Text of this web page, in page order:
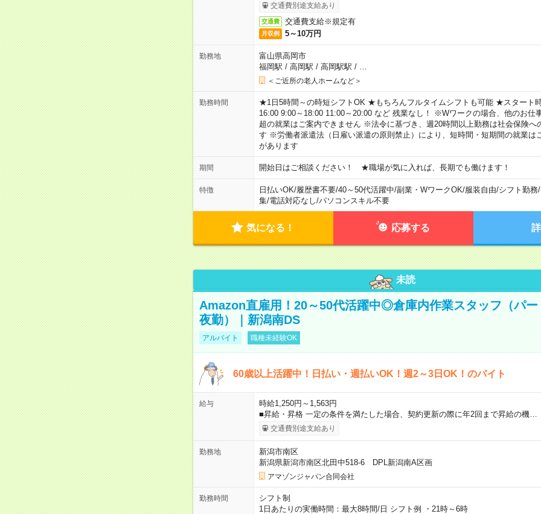
交通費別途支給あり
交通費 交通費支給※規定有
月収例 5～10万円
勤務地
富山県高岡市
福岡駅 / 高岡駅 / 高岡駅駅 /
＜ご近所の老人ホームなど＞
勤務時間
★1日5時間～の時短シフトOK ★もちろんフルタイムシフトも可能 ★スタート
16:00 9:00～18:00 11:00～20:00 など 残業なし！ ※Wワークの場合、他のお仕
超の就業はご案内できません ※法令に基づき、週20時間以上勤務は社会保険へ
す ※労働者派遣法（日雇い派遣の原則禁止）により、短時間・短期間の就業は
があります
期間 開始日はご相談ください！ ★職場が気に入れば、長期でも働けます！
特徴 日払いOK/履歴書不要/40～50代活躍中/副業・WワークOK/服装自由/シフト勤務/
集/電話対応なし/パソコンスキル不要
気になる！ 応募する
未読
Amazon直雇用！20～50代活躍中◎倉庫内作業スタッフ（パー
夜勤）｜新潟南DS
アルバイト 職種未経験OK
60歳以上活躍中！日払い・週払いOK！週2～3日OK！のバイト
給与
時給1,250円～1,563円
■昇給・昇格 一定の条件を満たした場合、契約更新の際に年2回まで昇給の機…
交通費別途支給あり
勤務地
新潟市南区
新潟県新潟市南区北田中518-6 DPL新潟南A区画
アマゾンジャパン合同会社
勤務時間
シフト制
1日あたりの実働時間：最大8時間/日 シフト例 ・21時～6時